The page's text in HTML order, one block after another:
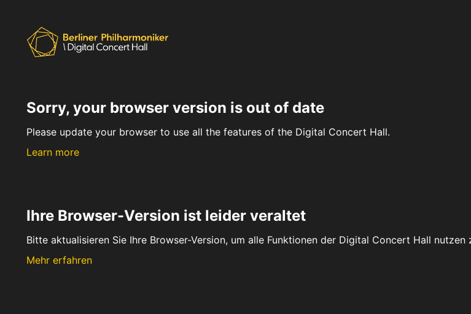
Sorry, your browser version is out of date
Please update your browser to use all the features of the Digital Concert Hall.
Learn more
Ihre Browser-Version ist leider veraltet
Bitte aktualisieren Sie Ihre Browser-Version, um alle Funktionen der Digital Concert Hall nutzen
Mehr erfahren